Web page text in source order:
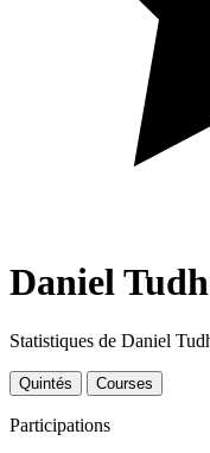
Daniel
Statistiques de Daniel
Quintés Courses
Participations